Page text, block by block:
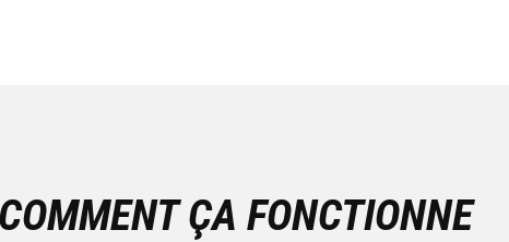
COMMENT ÇA FONCTIONNE